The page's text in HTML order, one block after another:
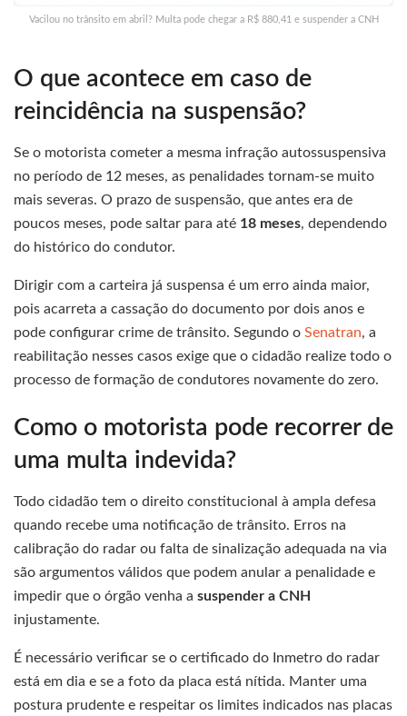
Vacilou no trânsito em abril? Multa pode chegar a R$ 880,41 e suspender a CNH
O que acontece em caso de
reincidência na suspensão?
Se o motorista cometer a mesma infração autossuspensiva
no período de 12 meses, as penalidades tornam-se muito
mais severas. O prazo de suspensão, que antes era de
poucos meses, pode saltar para até 18 meses, dependendo
do histórico do condutor.
Dirigir com a carteira já suspensa é um erro ainda maior,
pois acarreta a cassação do documento por dois anos e
pode configurar crime de trânsito. Segundo o Senatran, a
reabilitação nesses casos exige que o cidadão realize todo o
processo de formação de condutores novamente do zero.
Como o motorista pode recorrer de
uma multa indevida?
Todo cidadão tem o direito constitucional à ampla defesa
quando recebe uma notificação de trânsito. Erros na
calibração do radar ou falta de sinalização adequada na via
são argumentos válidos que podem anular a penalidade e
impedir que o órgão venha a suspender a CNH
injustamente.
É necessário verificar se o certificado do Inmetro do radar
está em dia e se a foto da placa está nítida. Manter uma
postura prudente e respeitar os limites indicados nas placas